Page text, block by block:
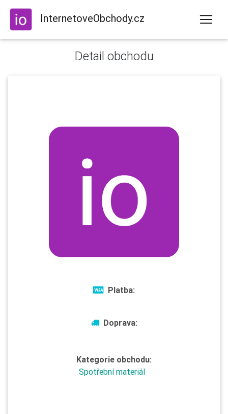
InternetoveObchody.cz
Detail obchodu
Platba:
Doprava:
Kategorie obchodu:
Spotřební materiál